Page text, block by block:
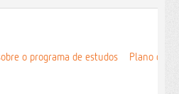
o programa de estudos Plano de